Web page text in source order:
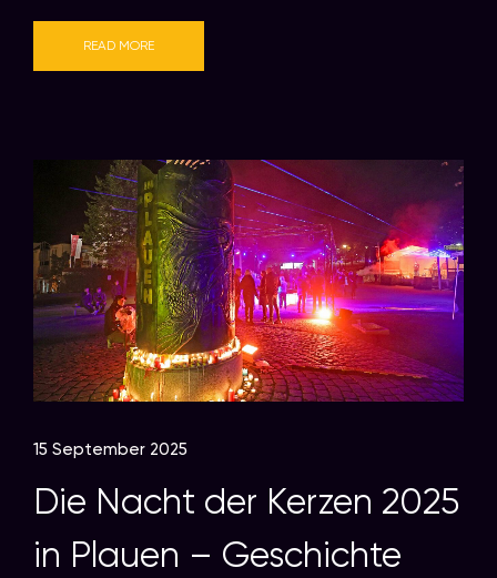
READ MORE
15 September 2025
Die Nacht der Kerzen 2025
in Plauen – Geschichte